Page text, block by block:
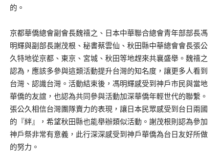
的。
京都華僑總會副會長魏禧之、日本中華聯合總會青年部部長馮
明輝與副部長謝茂根、秘書蔡雲仙、秋田縣中華總會會長張公
久特地從京都、東京、宮城、秋田等地趕來共襄盛舉。魏禧之
認為，應該多參與這類活動提升台灣的知名度，讓更多人看到
台灣、認識台灣。活動結束後，馮明輝感受到神戶市民與當地
華僑的友誼，也認為共同參與活動加深華僑年輕世代的聯繫。
張公久相信台灣團隊賣力的表現，讓日本民眾感受到台日兩國
的『絆』，希望秋田縣也能舉辦類似活動。謝茂根則認為參加
神戶祭非常有意義，此行深深感受到神戶華僑為台日友好所做
的努力。